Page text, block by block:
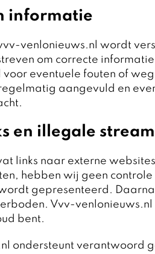
informatie
venlonieuws.nl wordt
om correcte
eventuele fouten of
aangevuld en
en illegale
links naar externe
hebben wij geen
gepresenteerd.
Vvv-venlonieuws.nl
bent.
ondersteunt verantwoord